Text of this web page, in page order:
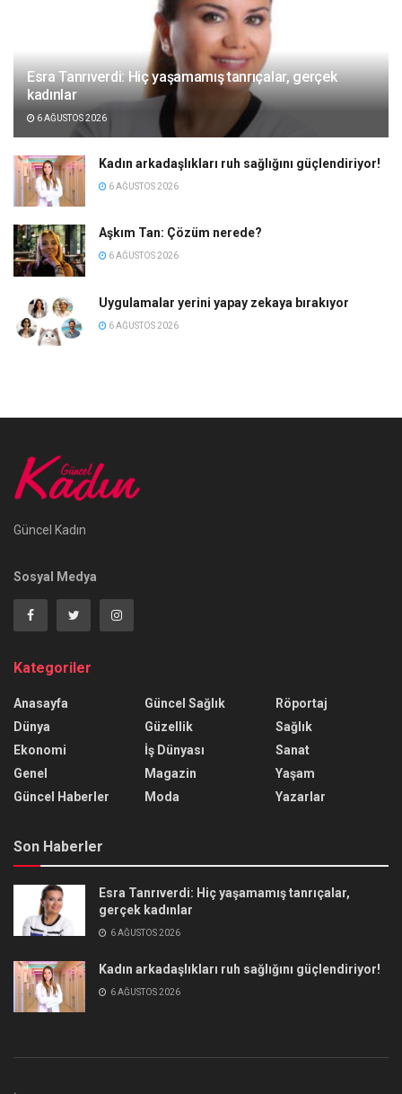
Esra Tanrıverdi: Hiç yaşamamış tanrıçalar, gerçek
kadınlar
6 AĞUSTOS 2026
Kadın arkadaşlıkları ruh sağlığını güçlendiriyor!
6 AĞUSTOS 2026
Aşkım Tan: Çözüm nerede?
6 AĞUSTOS 2026
Uygulamalar yerini yapay zekaya bırakıyor
6 AĞUSTOS 2026
Güncel Kadın
Sosyal Medya
Kategoriler
Anasayfa
Dünya
Ekonomi
Genel
Güncel Haberler
Güncel Sağlık
Güzellik
İş Dünyası
Magazin
Moda
Röportaj
Sağlık
Sanat
Yaşam
Yazarlar
Son Haberler
Esra Tanrıverdi: Hiç yaşamamış tanrıçalar,
gerçek kadınlar
6 AĞUSTOS 2026
Kadın arkadaşlıkları ruh sağlığını güçlendiriyor!
6 AĞUSTOS 2026